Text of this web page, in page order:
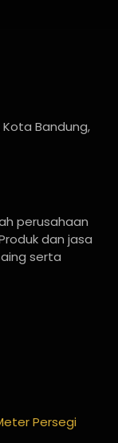
Kota Bandung,
perusahaan
dan jasa
serta
Persegi